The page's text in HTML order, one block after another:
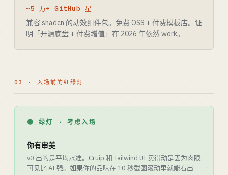
~5 万+ GitHub 星
兼容 shadcn 的动效组件包。免费 OSS + 付费模板店。证
明「开源底盘 + 付费增值」在 2026 年依然 work。
03 · 入场前的红绿灯
🟢 绿灯 · 考虑入场
你有审美
v0 出的是平均水准。Cruip 和 Tailwind UI 卖得动是因为肉眼
可见比 AI 强。如果你的品味在 10 秒截图滚动里就能看出